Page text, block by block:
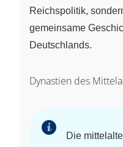
Reichspolitik,
gemeinsame
Deutschlands.
Dynastien des
Die